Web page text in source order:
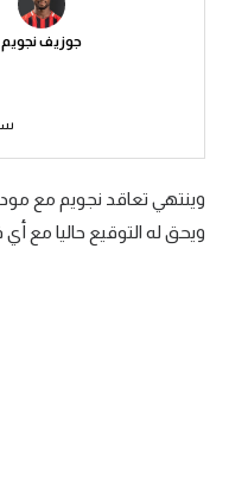
جوزيف نجويم
وينتهي تعاقد نجويم مع
ويحق له التوقيع حاليا مع